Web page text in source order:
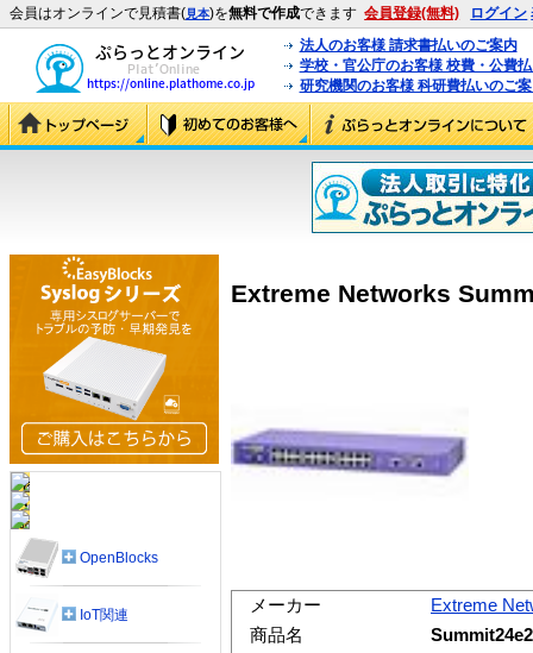
会員はオンラインで見積書(見本)を無料で作成できます 会員登録(無料) ログイン
法人のお客様 請求書払いのご案内
学校・官公庁のお客様 校費・公費
研究機関のお客様 科研費払いのご
Extreme Networks
メーカー
Extreme
商品名
OpenBlocks
IoT関連